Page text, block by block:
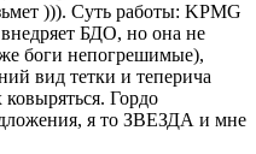
))). Суть работы: KPMG
БДО, но она не
боги непогрешимые),
вид тетки и теперича
Гордо
я то ЗВЕЗДА и мне